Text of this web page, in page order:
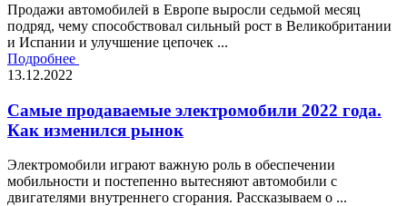
Продажи автомобилей в Европе выросли седьмой месяц
подряд, чему способствовал сильный рост в Великобритании
и Испании и улучшение цепочек ...
Подробнее
13.12.2022
Самые продаваемые электромобили 2022 года.
Как изменился рынок
Электромобили играют важную роль в обеспечении
мобильности и постепенно вытесняют автомобили с
двигателями внутреннего сгорания. Рассказываем о ...